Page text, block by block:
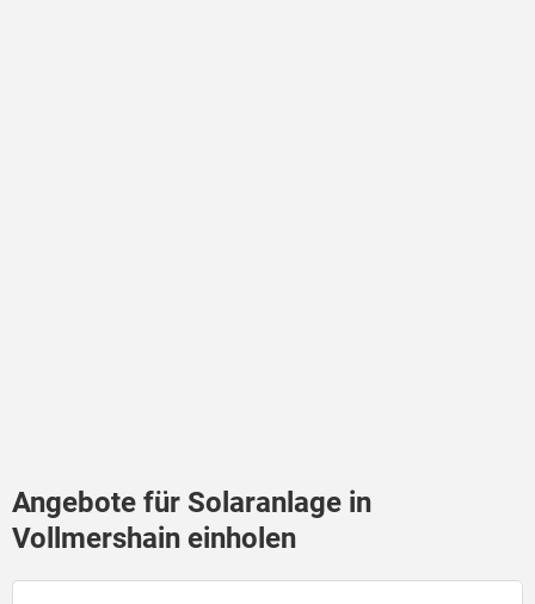
Angebote für Solaranlage in
Vollmershain einholen